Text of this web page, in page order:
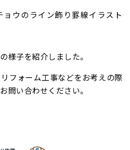
様子を紹介しました。
フォーム工事などをお考えの際
問い合わせください。